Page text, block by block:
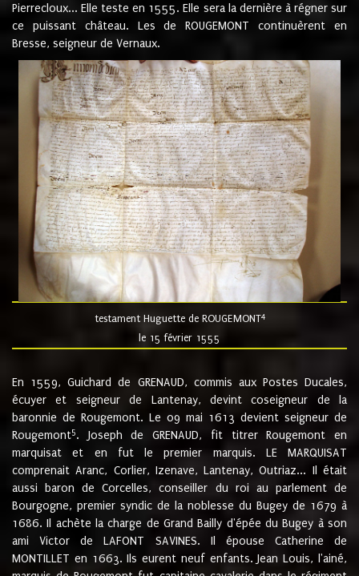
Pierrecloux... Elle teste en 1555. Elle sera la dernière à régner sur
ce puissant château. Les de ROUGEMONT continuèrent en
Bresse, seigneur de Vernaux.
testament Huguette de ROUGEMONT4
le 15 février 1555
En 1559, Guichard de GRENAUD, commis aux Postes Ducales,
écuyer et seigneur de Lantenay, devint coseigneur de la
baronnie de Rougemont. Le 09 mai 1613 devient seigneur de
Rougemont5. Joseph de GRENAUD, fit titrer Rougemont en
marquisat et en fut le premier marquis. LE MARQUISAT
comprenait Aranc, Corlier, Izenave, Lantenay, Outriaz... Il était
aussi baron de Corcelles, conseiller du roi au parlement de
Bourgogne, premier syndic de la noblesse du Bugey de 1679 à
1686. Il achète la charge de Grand Bailly d'épée du Bugey à son
ami Victor de LAFONT SAVINES. Il épouse Catherine de
MONTILLET en 1663. Ils eurent neuf enfants. Jean Louis, l'ainé,